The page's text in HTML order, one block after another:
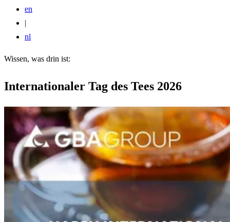
en
|
nl
Wissen, was drin ist:
Internationaler Tag des Tees 2026